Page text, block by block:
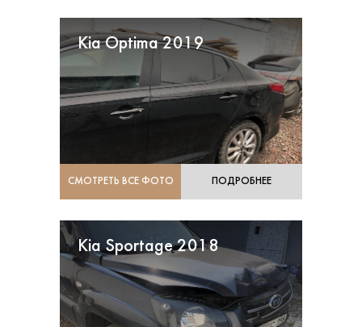
Kia Optima 2019
СМОТРЕТЬ ВСЕ ФОТО ПОДРОБНЕЕ
Kia Sportage 2018